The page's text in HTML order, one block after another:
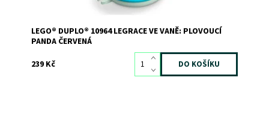
LEGO® DUPLO® 10964 LEGRACE VE VANĚ: PLOVOUCÍ
PANDA ČERVENÁ
239 Kč